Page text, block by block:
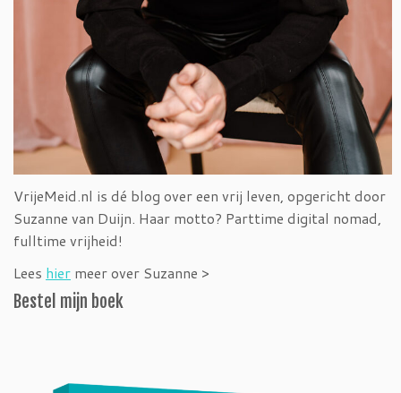
VrijeMeid.nl is dé blog over een vrij leven, opgericht door
Suzanne van Duijn. Haar motto? Parttime digital nomad,
fulltime vrijheid!
Lees hier meer over Suzanne >
Bestel mijn boek